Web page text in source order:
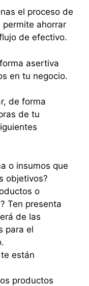
el proceso de
ahorrar
de efectivo.
asertiva
en tu negocio.
de forma
de tu
o insumos que
objetivos?
o
Ten presenta
de las
para el
están
productos